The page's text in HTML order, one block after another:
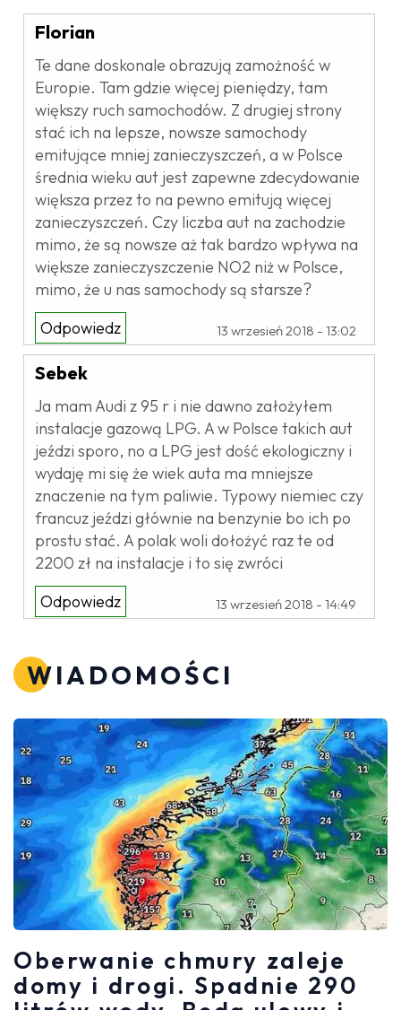
Florian
Te dane doskonale obrazują zamożność w
Europie. Tam gdzie więcej pieniędzy, tam
większy ruch samochodów. Z drugiej strony
stać ich na lepsze, nowsze samochody
emitujące mniej zanieczyszczeń, a w Polsce
średnia wieku aut jest zapewne zdecydowanie
większa przez to na pewno emitują więcej
zanieczyszczeń. Czy liczba aut na zachodzie
mimo, że są nowsze aż tak bardzo wpływa na
większe zanieczyszczenie NO2 niż w Polsce,
mimo, że u nas samochody są starsze?
13 wrzesień 2018 - 13:02
Odpowiedz
Sebek
Ja mam Audi z 95 r i nie dawno założyłem
instalacje gazową LPG. A w Polsce takich aut
jeździ sporo, no a LPG jest dość ekologiczny i
wydaję mi się że wiek auta ma mniejsze
znaczenie na tym paliwie. Typowy niemiec czy
francuz jeździ głównie na benzynie bo ich po
prostu stać. A polak woli dołożyć raz te od
2200 zł na instalacje i to się zwróci
13 wrzesień 2018 - 14:49
Odpowiedz
WIADOMOŚCI
Oberwanie chmury zaleje
domy i drogi. Spadnie 290